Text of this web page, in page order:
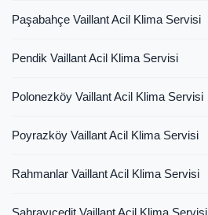
Paşabahçe Vaillant Acil Klima Servisi
Pendik Vaillant Acil Klima Servisi
Polonezköy Vaillant Acil Klima Servisi
Poyrazköy Vaillant Acil Klima Servisi
Rahmanlar Vaillant Acil Klima Servisi
Sahrayıcedit Vaillant Acil Klima Servisi